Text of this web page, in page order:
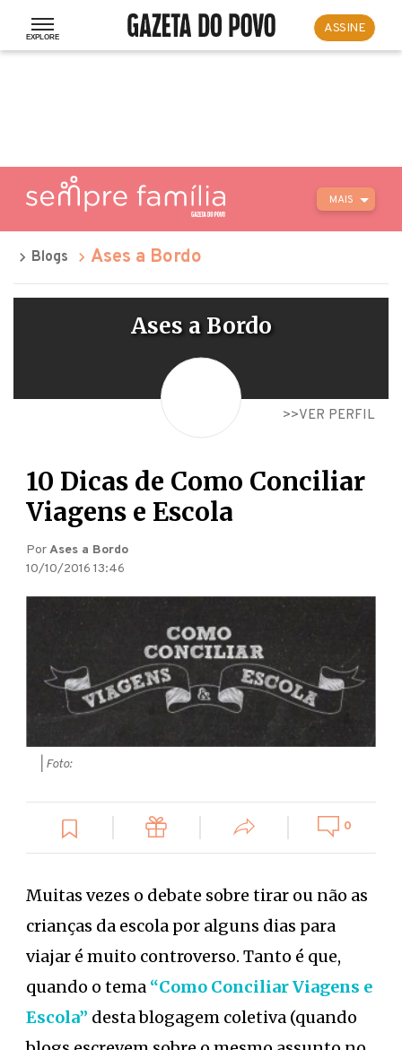
ASSINE
MAIS
Blogs Ases a Bordo
Ases a Bordo
VER PERFIL
10 Dicas de Como Conciliar
Viagens e Escola
PorAses a Bordo
10/10/2016 13:46
| Foto:
0
Muitas vezes o debate sobre tirar ou não as
crianças da escola por alguns dias para
viajar é muito controverso. Tanto é que,
quando o tema “Como Conciliar Viagens e
Escola” desta blogagem coletiva (quando